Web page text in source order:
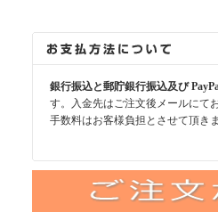
銀行振込と郵貯銀行振込及び
す。入金先はご注文後メールにて
手数料はお客様負担とさせて頂き